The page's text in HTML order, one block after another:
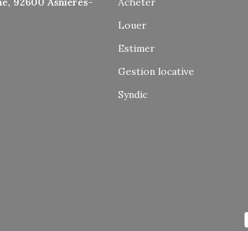
Louer
Estimer
Gestion locative
Syndic